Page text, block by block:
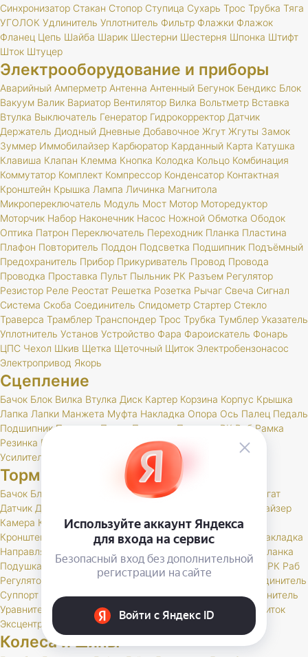
Синхронизатор Стакан Стопор Ступица Сухарь Трос Трубка Тяга
УГОЛОК Удлинитель Уплотнитель Фильтр Флажки Флажок
Фланец Цепь Шайба Шарик Шестерни Шестерня Шпонка Штифт
Шток Штуцер
Электрооборудование и приборы
Аварийный Амперметр Антенна Антенный Бегунок Бендикс Блок
Вакуум Валик Вариатор Вентилятор Вилка Вольтметр Вставка
Втулка Выключатель Генератор Гидрокорректор Датчик
Держатель Диодный Дневные Добавочное Жгут Жгуты Замок
Зуммер Иммобилайзер Карбюратор Карданный Карта Катушка
Клавиша Клапан Клемма Кнопка Колодка Кольцо Комбинация
Коммутатор Комплект Компрессор Конденсатор Контактная
Кронштейн Крышка Лампа Личинка Магнитола
Микропереключатель Модуль Мост Мотор Моторедуктор
Моторчик Набор Наконечник Насос Ножной Обмотка Ободок
Оптика Патрон Переключатель Переходник Планка Пластина
Плафон Повторитель Поддон Подсветка Подшипник Подъёмный
Предохранитель Прибор Прикуриватель Провод Провода
Проводка Проставка Пульт Пыльник РК Разъем Регулятор
Резистор Реле Реостат Решетка Розетка Рычаг Свеча Сигнал
Система Скоба Соединитель Спидометр Стартер Стекло
Траверса Трамблер Транспондер Трос Трубка Тумблер Указатель
Уплотнитель Установ Устройство Фара Фароискатель Фонарь
ЦПС Чехол Шкив Щетка Щеточный Щиток Электробензонасос
Электропривод Якорь
Сцепление
Бачок Блок Вилка Втулка Диск Картер Корзина Корпус Крышка
Лапка Лапки Манжета Муфта Накладка Опора Ось Палец Педаль
Подшипник Поршень Пресс Пружина Пыльник РК Раб Рамка
Резинка Рычаг Сцепление Толкатель
Тяга
Усилитель
Шаровая Шланг Шток
Тормоза
Бачок Блок Вилка Винт
Гидроагрегат
Датчик Держатель
Иммобилайзер
Камера Клапан Клин Колодка Колодки Колпачок Кольцо
Кронштейн
Манжета Маслоотражатель
Накладка
Направляющая
Опорный
Планка
Подушка
Поршень Привод Проставка Пружина Пыльник РК Раб
Регулятор
Рычаг Сектор Сигнальное
Соединитель
Суппорт
Тормоз Тормоза Тройник Трос Трубка Тяга Удлинитель
Уравнитель
Цилиндр Чехол Шайба Шланг Штуцер
Щиток
Эксцентрик
Колеса и шины